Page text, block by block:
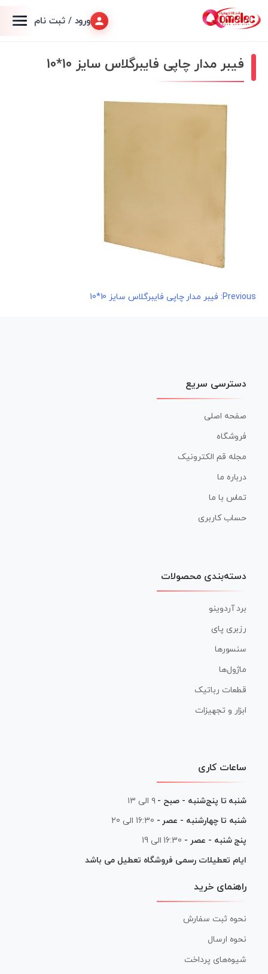
ورود / ثبت نام
فیبر مدار چاپی فایبرگلاس سایز 10*10
راهبری
Previous: فیبر مدار چاپی فایبرگلاس سایز 10*10
دسترسی سریع
صفحه اصلی
فروشگاه
مجله قم الکترونیک
درباره ما
تماس با ما
حساب کاربری
دسته‌بندی محصولات
برد آردوینو
رزبری پای
سنسورها
ماژول‌ها
قطعات رباتیک
ابزار و تجهیزات
ساعات کاری
شنبه تا پنج‌شنبه - صبح - ۹ الی ۱۳
شنبه تا چهارشنبه - عصر - 16:30 الی 20
پنج شنبه - عصر - 16:30 الی 19
ایام تعطیلات رسمی فروشگاه تعطیل می باشد
راهنمای خرید
نحوه ثبت سفارش
نحوه ارسال
شیوه‌های پرداخت